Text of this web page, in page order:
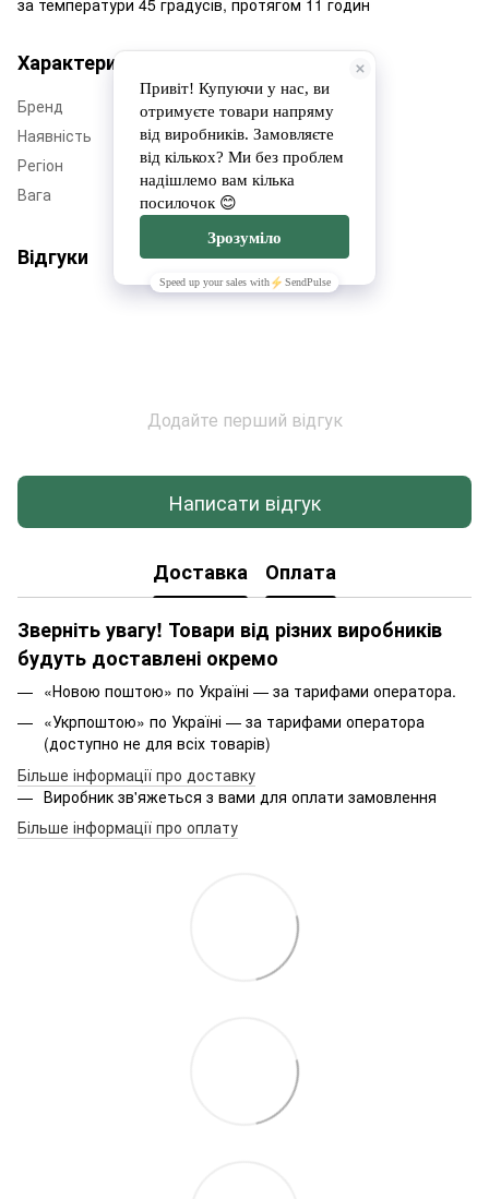
за температури 45 градусів, протягом 11 годин
Характеристики
Бренд
Дім Еко Фруктів
Наявність
Немає в наявності
Регіон
Черкащина
Вага
50
Відгуки
Додайте перший відгук
Написати відгук
Доставка Оплата
Зверніть увагу! Товари від різних виробників
будуть доставлені окремо
«Новою поштою» по Україні — за тарифами оператора.
«Укрпоштою» по Україні — за тарифами оператора
(доступно не для всіх товарів)
Більше інформації про доставку
Виробник зв'яжеться з вами для оплати замовлення
Більше інформації про оплату